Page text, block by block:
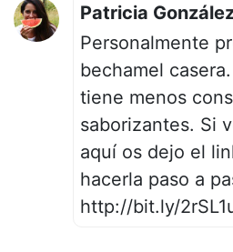
Patricia
Personalmente
bechamel
tiene menos
saborizantes. Si
aquí os dejo el
hacerla paso a
http://bit.ly/